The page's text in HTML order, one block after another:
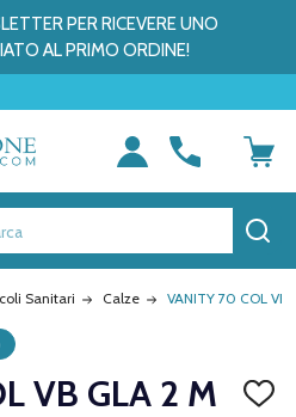
PER RICEVERE UNO
AL PRIMO ORDINE!
Sanitari Calze VANITY 70 COL VB
VB GLA 2 M